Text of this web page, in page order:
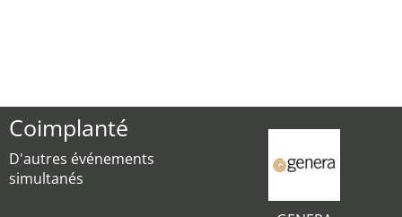
Coimplanté
D'autres événements
simultanés